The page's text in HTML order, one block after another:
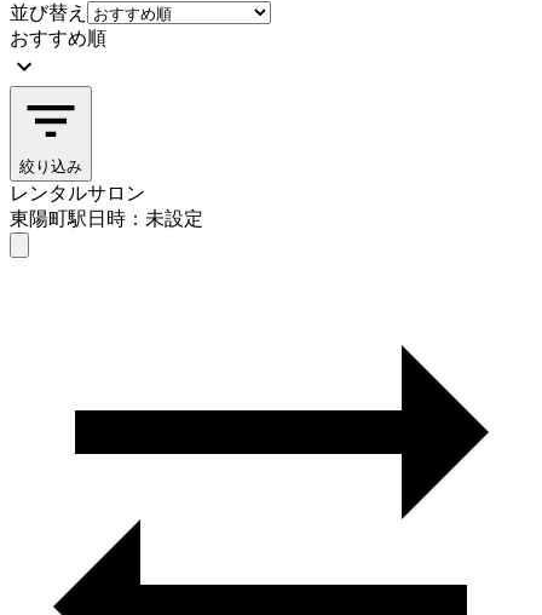
並び替え
おすすめ順
絞り込み
レンタルサロン
東陽町駅日時：未設定